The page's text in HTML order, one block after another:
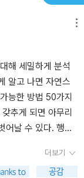
루어질 수 밖에 없
른 자기계발서들
한 것을 표현하는
생각을 했으면 그
이단편적인 글들이
. 어떤 사람이나 사
해 보이는 것보다
한다면, 이익이 된
해 세밀하게 분석
알고 나면 자연스
능한 방법 50가지
추게 되면 아무리
어날 수 있다. 행복
다. 책의 말미에는
구들을 다운받을
더보기